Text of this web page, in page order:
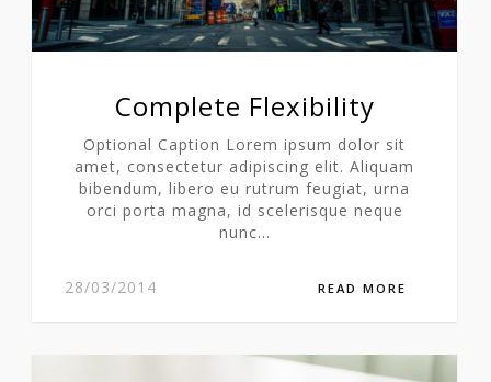
Complete Flexibility
Optional Caption Lorem ipsum dolor sit
amet, consectetur adipiscing elit. Aliquam
bibendum, libero eu rutrum feugiat, urna
orci porta magna, id scelerisque neque
nunc…
28/03/2014 READ MORE